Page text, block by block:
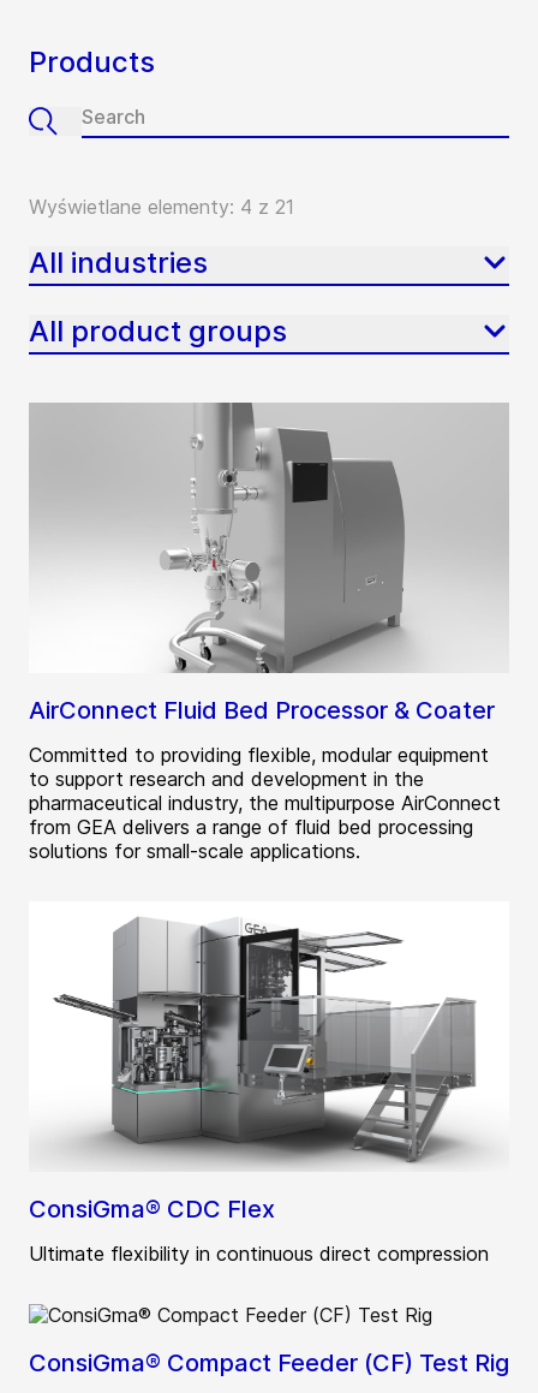
Products
Wyświetlane elementy: 4 z 21
All industries
All product groups
AirConnect Fluid Bed Processor & Coater
Committed to providing flexible, modular equipment
to support research and development in the
pharmaceutical industry, the multipurpose AirConnect
from GEA delivers a range of fluid bed processing
solutions for small-scale applications.
ConsiGma® CDC Flex
Ultimate flexibility in continuous direct compression
ConsiGma® Compact Feeder (CF) Test Rig